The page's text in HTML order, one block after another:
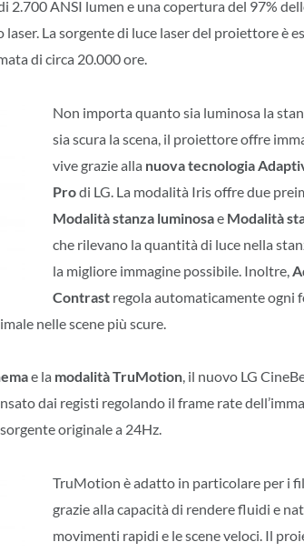
2.700 ANSI lumen e una copertura del 97%
La sorgente di luce laser del proiettore è
di circa 20.000 ore.
Non importa quanto sia luminosa la
sia scura la scena, il proiettore offre
vive grazie alla nuova tecnologia
Prodi LG. La modalità Iris offre due
Modalità stanza luminosae Modalità
che rilevano la quantità di luce nella
la migliore immagine possibile. Inoltre,
Contrast regola automaticamente ogni
nelle scene più scure.
e la modalità TruMotion, il nuovo LG
dai registi regolando il frame rate
originale a 24Hz.
TruMotion è adatto in particolare per i
grazie alla capacità di rendere fluidi e
movimenti rapidi e le scene veloci. Il